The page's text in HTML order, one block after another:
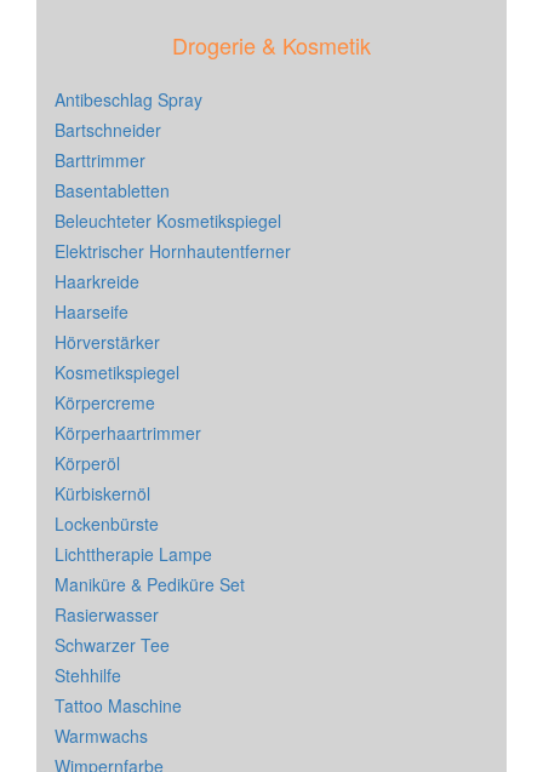
Drogerie & Kosmetik
Antibeschlag Spray
Bartschneider
Barttrimmer
Basentabletten
Beleuchteter Kosmetikspiegel
Elektrischer Hornhautentferner
Haarkreide
Haarseife
Hörverstärker
Kosmetikspiegel
Körpercreme
Körperhaartrimmer
Körperöl
Kürbiskernöl
Lockenbürste
Lichttherapie Lampe
Maniküre & Pediküre Set
Rasierwasser
Schwarzer Tee
Stehhilfe
Tattoo Maschine
Warmwachs
Wimpernfarbe